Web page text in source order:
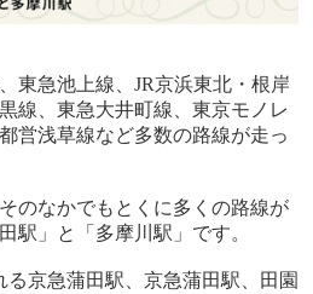
東急池上線、 JR京浜東北・根岸
線、東急大井町線、東京モノレ
営浅草線など多数の路線が走っ
のなかでもとくに多くの路線が
駅」と「多摩川駅」です。
る京急蒲田駅、京急蒲田駅、田園